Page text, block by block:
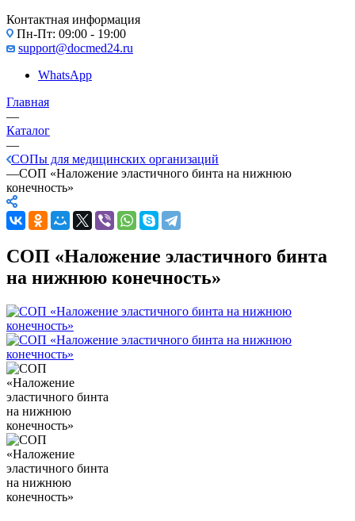
Контактная информация
Пн-Пт: 09:00 - 19:00
support@docmed24.ru
WhatsApp
Главная
—
Каталог
—
СОПы для медицинских организаций
—СОП «Наложение эластичного бинта на нижнюю
конечность»
СОП «Наложение эластичного бинта
на нижнюю конечность»